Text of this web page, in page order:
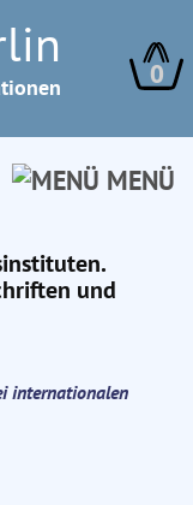
0
MENÜ
und
internationalen